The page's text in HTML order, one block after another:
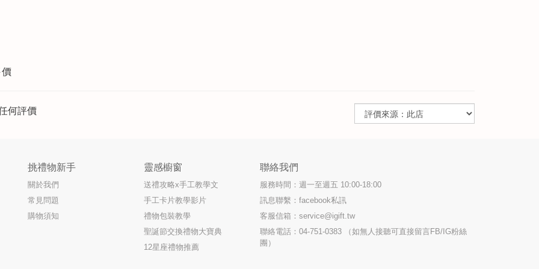
何評價
挑禮物新手
關於我們
常見問題
購物須知
靈感櫥窗
送禮攻略x手工教學文
手工卡片教學影片
禮物包裝教學
聖誕節交換禮物大寶典
12星座禮物推薦
聯絡我們
服務時間：週一至週五 10:00-18:00
訊息聯繫：facebook私訊
客服信箱：service@igift.tw
聯絡電話：04-751-0383 （如無人接聽可直接留言FB/IG粉絲
團）